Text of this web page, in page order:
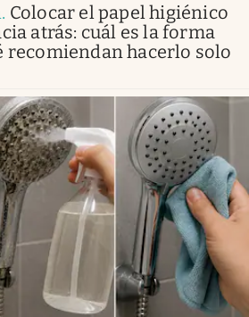
. Colocar el papel higiénico
atrás: cuál es la forma
recomiendan hacerlo solo